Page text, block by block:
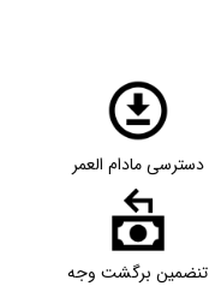
دسترسی مادام العمر
تنضمین برگشت وجه